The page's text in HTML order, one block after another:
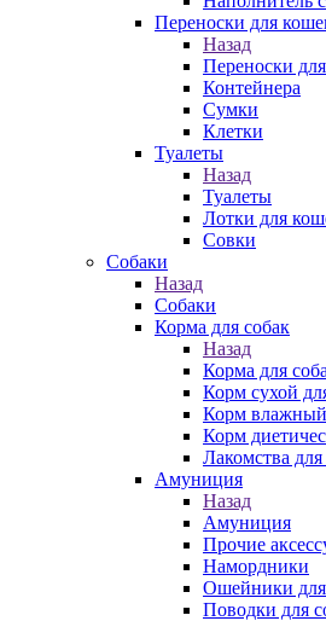
Переноски для
Назад
Переноски
Контейнера
Сумки
Клетки
Туалеты
Назад
Туалеты
Лотки для
Совки
Собаки
Назад
Собаки
Корма для собак
Назад
Корма для
Корм сухой
Корм влажный
Корм
Лакомства для
Амуниция
Назад
Амуниция
Прочие
Намордники
Ошейники для
Поводки для